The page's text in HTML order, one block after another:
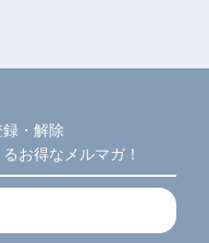
・解除
お得なメルマガ！